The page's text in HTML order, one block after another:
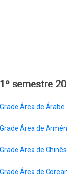
1º semestre
Grade Área de
Grade Área de
Grade Área de
Grade Área de